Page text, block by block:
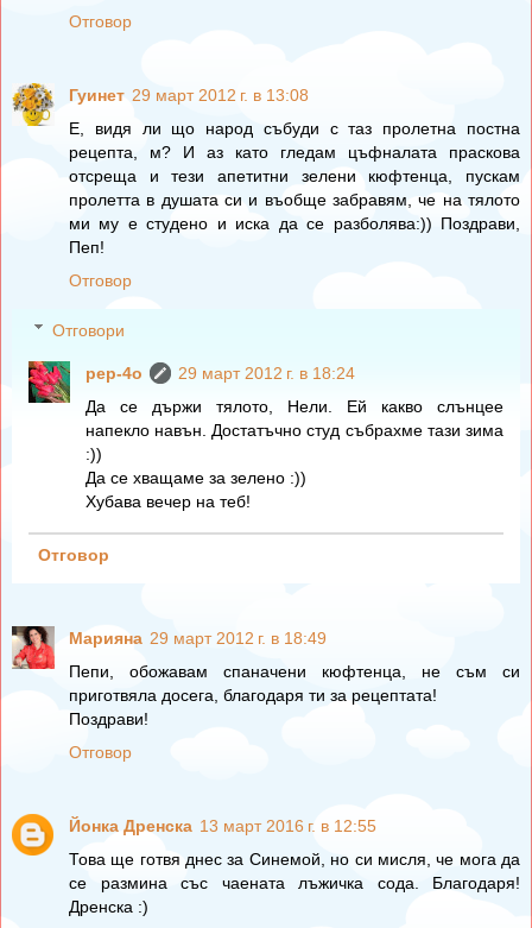
Отговор
Гуинет 29 март 2012 г. в 13:08
Е, видя ли що народ събуди с таз пролетна постна
рецепта, м? И аз като гледам цъфналата праскова
отсреща и тези апетитни зелени кюфтенца, пускам
пролетта в душата си и въобще забравям, че на тялото
ми му е студено и иска да се разболява:)) Поздрави,
Пеп!
Отговор
Отговори
pep-4o
29 март 2012 г. в 18:24
Да се държи тялото, Нели. Ей какво слънцее
напекло навън. Достатъчно студ събрахме тази зима
:))
Да се хващаме за зелено :))
Хубава вечер на теб!
Отговор
Mарияна 29 март 2012 г. в 18:49
Пепи, обожавам спаначени кюфтенца, не съм си
приготвяла досега, благодаря ти за рецептата!
Поздрави!
Отговор
Йонка Дренска 13 март 2016 г. в 12:55
Това ще готвя днес за Синемой, но си мисля, че мога да
се размина със чаената лъжичка сода. Благодаря!
Дренска :)